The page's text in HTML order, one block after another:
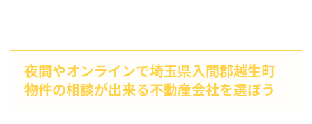
夜間やオンラインで埼玉県入間郡越生町
物件の相談が出来る不動産会社を選ぼう